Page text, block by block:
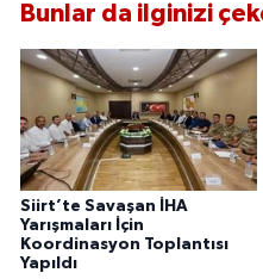
Bunlar da ilginizi
Siirt’te Savaşan İHA
Yarışmaları İçin
Koordinasyon Toplantısı
Yapıldı